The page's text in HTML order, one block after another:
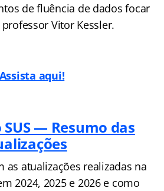
de fluência de dados focar
Vitor Kessler.
Assista aqui!
— Resumo das
as atualizações realizadas na
2024, 2025 e 2026 e como